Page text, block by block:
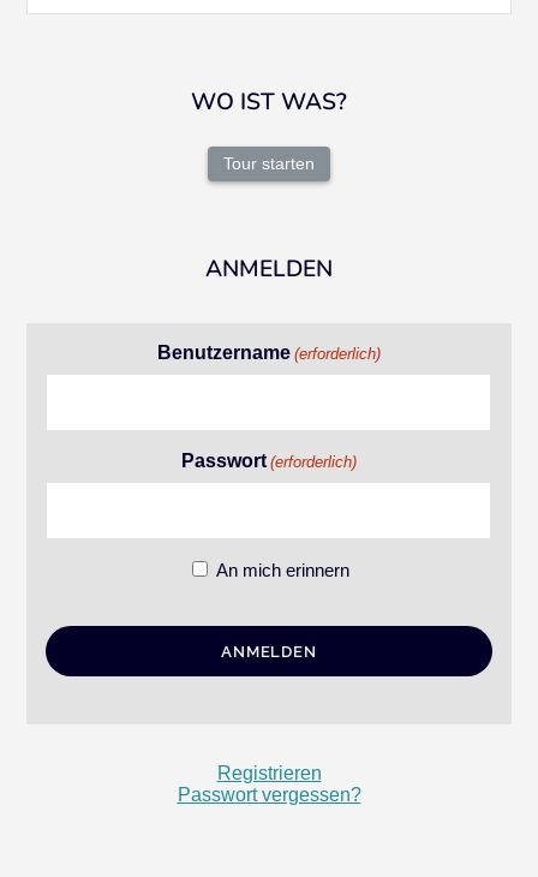
WO IST WAS?
Tour starten
ANMELDEN
Benutzername (erforderlich)
Passwort (erforderlich)
An mich erinnern
Registrieren
Passwort vergessen?